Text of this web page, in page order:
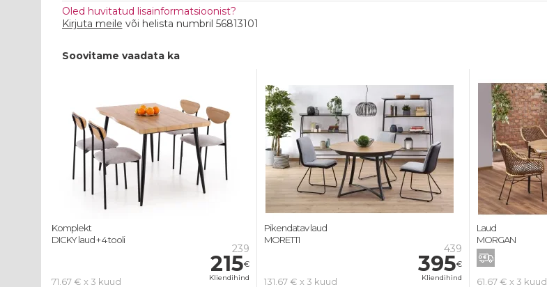
Oled huvitatud lisainformatsioonist?
Kirjuta meile või helista numbril 56813101
Soovitame vaadata ka
239
215€
Kliendihind
71.67 € x 3 kuud
Komplekt
DICKY laud + 4 tooli
439
395€
Kliendihind
131.67 € x 3 kuud
Pikendatav laud
MORETTI
61.67 € x 3 kuud
Laud
MORGAN